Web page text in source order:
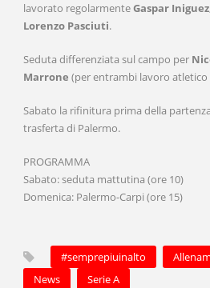
lavorato regolarmenteGaspar Iniguez,
Lorenzo Pasciuti.
Seduta differenziata sul campo per
Marrone (per entrambi lavoro atletico
Sabato la rifinitura prima della
trasferta di Palermo.
PROGRAMMA
Sabato: seduta mattutina (ore 10)
Domenica: Palermo-Carpi (ore 15)
#semprepiuinalto
News
Serie A